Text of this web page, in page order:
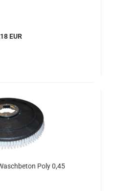
EUR
Poly 0,45